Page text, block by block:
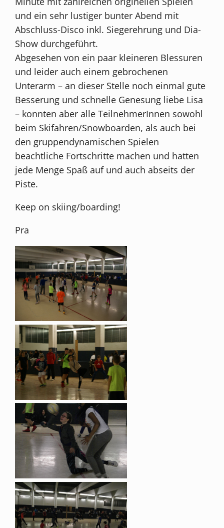
und ein sehr lustiger bunter Abend mit
Abschluss-Disco inkl. Siegerehrung und Dia-
Show durchgeführt.
Abgesehen von ein paar kleineren Blessuren
und leider auch einem gebrochenen
Unterarm – an dieser Stelle noch einmal gute
Besserung und schnelle Genesung liebe Lisa
– konnten aber alle TeilnehmerInnen sowohl
beim Skifahren/Snowboarden, als auch bei
den gruppendynamischen Spielen
beachtliche Fortschritte machen und hatten
jede Menge Spaß auf und auch abseits der
Piste.
Keep on skiing/boarding!
Pra